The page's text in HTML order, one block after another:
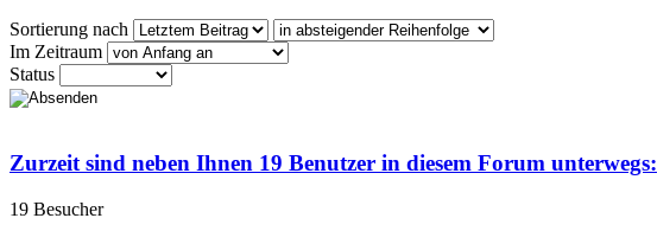
Sortierung nach
Im Zeitraum
Status
Zurzeit sind neben Ihnen 19 Benutzer in diesem Forum unterwegs:
19 Besucher